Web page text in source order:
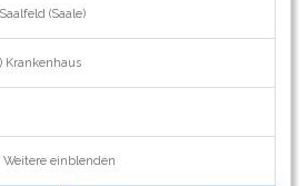
(Saale)
Krankenhaus
Weitere einblenden